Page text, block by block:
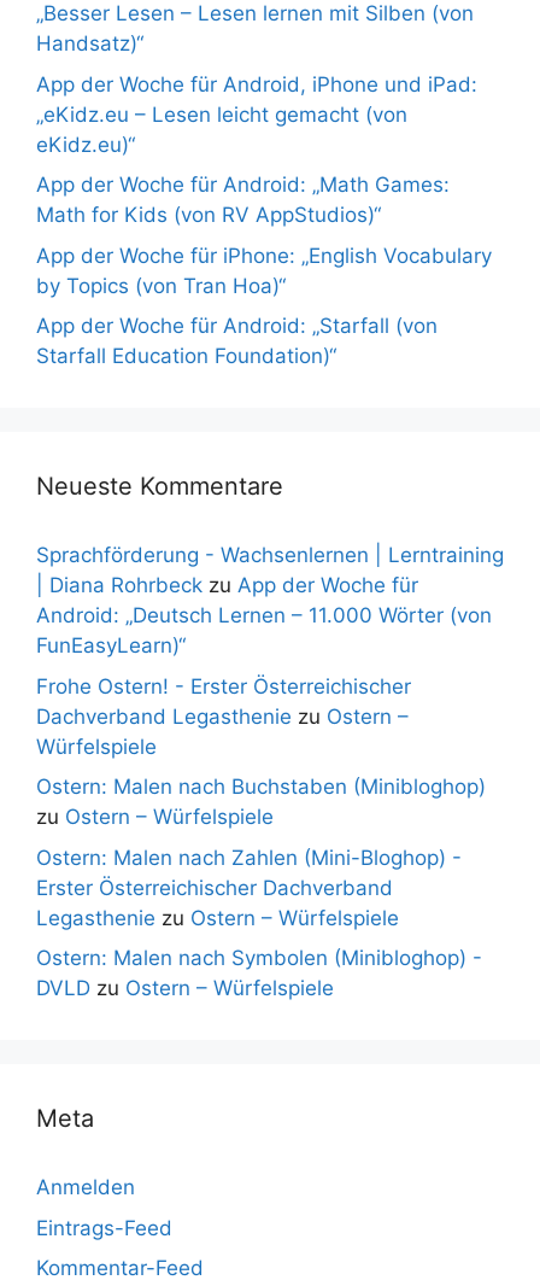
„Besser Lesen – Lesen lernen mit Silben (von
Handsatz)“
App der Woche für Android, iPhone und iPad:
„eKidz.eu – Lesen leicht gemacht (von
eKidz.eu)“
App der Woche für Android: „Math Games:
Math for Kids (von RV AppStudios)“
App der Woche für iPhone: „English Vocabulary
by Topics (von Tran Hoa)“
App der Woche für Android: „Starfall (von
Starfall Education Foundation)“
Neueste Kommentare
Sprachförderung - Wachsenlernen | Lerntraining
| Diana Rohrbeck zu App der Woche für
Android: „Deutsch Lernen – 11.000 Wörter (von
FunEasyLearn)“
Frohe Ostern! - Erster Österreichischer
Dachverband Legasthenie zu Ostern –
Würfelspiele
Ostern: Malen nach Buchstaben (Minibloghop)
zu Ostern – Würfelspiele
Ostern: Malen nach Zahlen (Mini-Bloghop) -
Erster Österreichischer Dachverband
Legasthenie zu Ostern – Würfelspiele
Ostern: Malen nach Symbolen (Minibloghop) -
DVLD zu Ostern – Würfelspiele
Meta
Anmelden
Eintrags-Feed
Kommentar-Feed